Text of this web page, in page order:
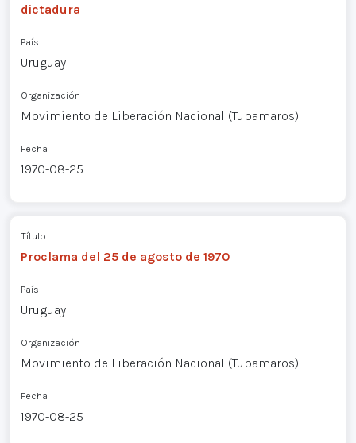
dictadura
País
Uruguay
Organización
Movimiento de Liberación Nacional (Tupamaros)
Fecha
1970-08-25
Título
Proclama del 25 de agosto de 1970
País
Uruguay
Organización
Movimiento de Liberación Nacional (Tupamaros)
Fecha
1970-08-25